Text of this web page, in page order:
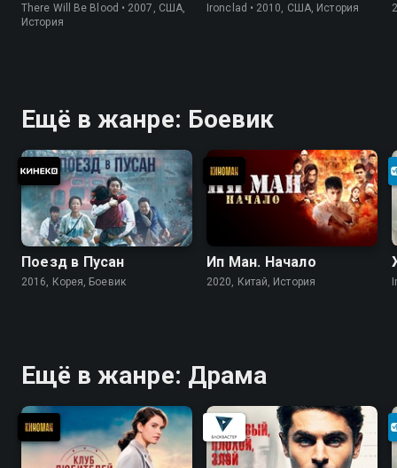
There Will Be Blood • 2007, США,
История
Ironclad • 2010, США, История
Ещё в жанре: Боевик
Поезд в Пусан
2016, Корея, Боевик
Ип Ман. Начало
2020, Китай, История
Ещё в жанре: Драма